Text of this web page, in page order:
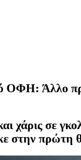
Άλλο
σε
στην